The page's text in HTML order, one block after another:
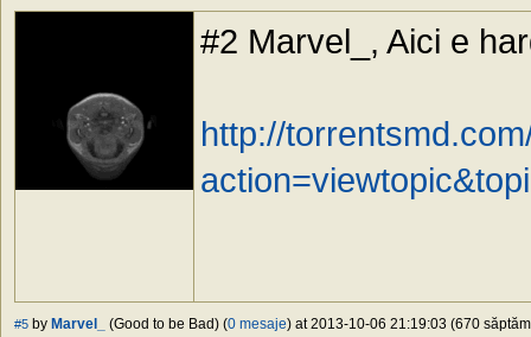
#2 Marvel_, Aici e
http://
#5 by Marvel_ (Good to be Bad) (0 mesaje) at 2013-10-06 21:19:03 (670